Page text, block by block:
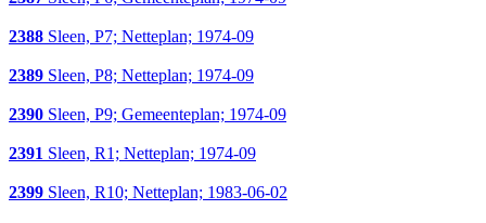
2388 Sleen, P7; Netteplan; 1974-09
2389 Sleen, P8; Netteplan; 1974-09
2390 Sleen, P9; Gemeenteplan; 1974-09
2391 Sleen, R1; Netteplan; 1974-09
2399 Sleen, R10; Netteplan; 1983-06-02